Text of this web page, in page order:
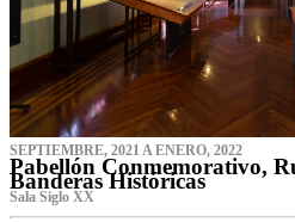
SEPTIEMBRE, 2021 A ENERO, 2022
Pabellón Conmemorativo,
Banderas Históricas
Sala Siglo XX